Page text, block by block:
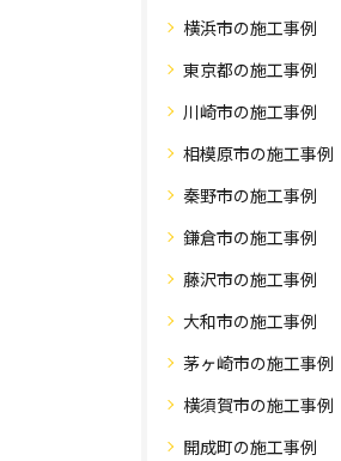
横浜市の施工事例
東京都の施工事例
川崎市の施工事例
相模原市の施工事例
秦野市の施工事例
鎌倉市の施工事例
藤沢市の施工事例
大和市の施工事例
茅ヶ崎市の施工事例
横須賀市の施工事例
開成町の施工事例